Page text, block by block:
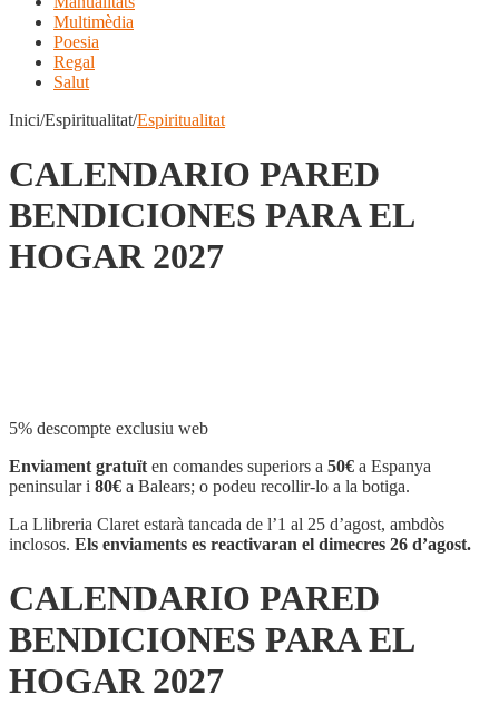
Multimèdia
Poesia
Regal
Salut
Inici/Espiritualitat/Espiritualitat
CALENDARIO PARED
BENDICIONES PARA EL
HOGAR 2027
5% descompte exclusiu web
Enviament gratuït en comandes superiors a 50€ a Espanya
peninsular i 80€ a Balears; o podeu recollir-lo a la botiga.
La Llibreria Claret estarà tancada de l’1 al 25 d’agost, ambdòs
inclosos. Els enviaments es reactivaran el dimecres 26 d’agost.
CALENDARIO PARED
BENDICIONES PARA EL
HOGAR 2027